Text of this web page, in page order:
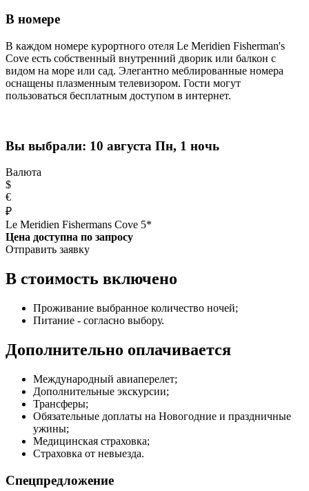
В номере
В каждом номере курортного отеля Le Meridien Fisherman's
Cove есть собственный внутренний дворик или балкон с
видом на море или сад. Элегантно меблированные номера
оснащены плазменным телевизором. Гости могут
пользоваться бесплатным доступом в интернет.
Вы выбрали: 10 августа Пн, 1 ночь
Валюта
$
€
₽
Le Meridien Fishermans Cove 5*
Цена доступна по запросу
Отправить заявку
В стоимость включено
Проживание выбранное количество ночей;
Питание - согласно выбору.
Дополнительно оплачивается
Международный авиаперелет;
Дополнительные экскурсии;
Трансферы;
Обязательные доплаты на Новогодние и праздничные
ужины;
Медицинская страховка;
Страховка от невыезда.
Спецпредложение